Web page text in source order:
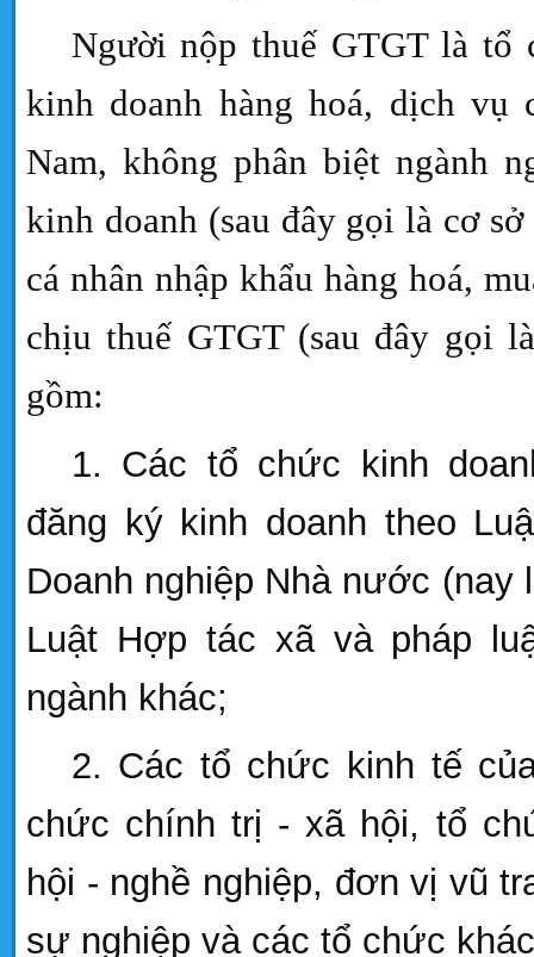
Người nộp thuế GTGT là tổ
kinh doanh hàng hoá, dịch vụ
Nam, không phân biệt ngành
kinh doanh (sau đây gọi là cơ
cá nhân nhập khẩu hàng hoá,
chịu thuế GTGT (sau đây gọi
gồm:
1. Các tổ chức kinh
đăng ký kinh doanh theo
Doanh nghiệp Nhà nước (nay
Luật Hợp tác xã và pháp
ngành khác;
2. Các tổ chức kinh tế
chức chính trị - xã hội, tổ
hội - nghề nghiệp, đơn vị vũ
sự nghiệp và các tổ chức